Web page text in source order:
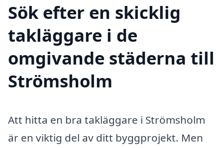
Sök efter en skicklig
takläggare i de
omgivande städerna till
Strömsholm
Att hitta en bra takläggare i Strömsholm
är en viktig del av ditt byggprojekt. Men